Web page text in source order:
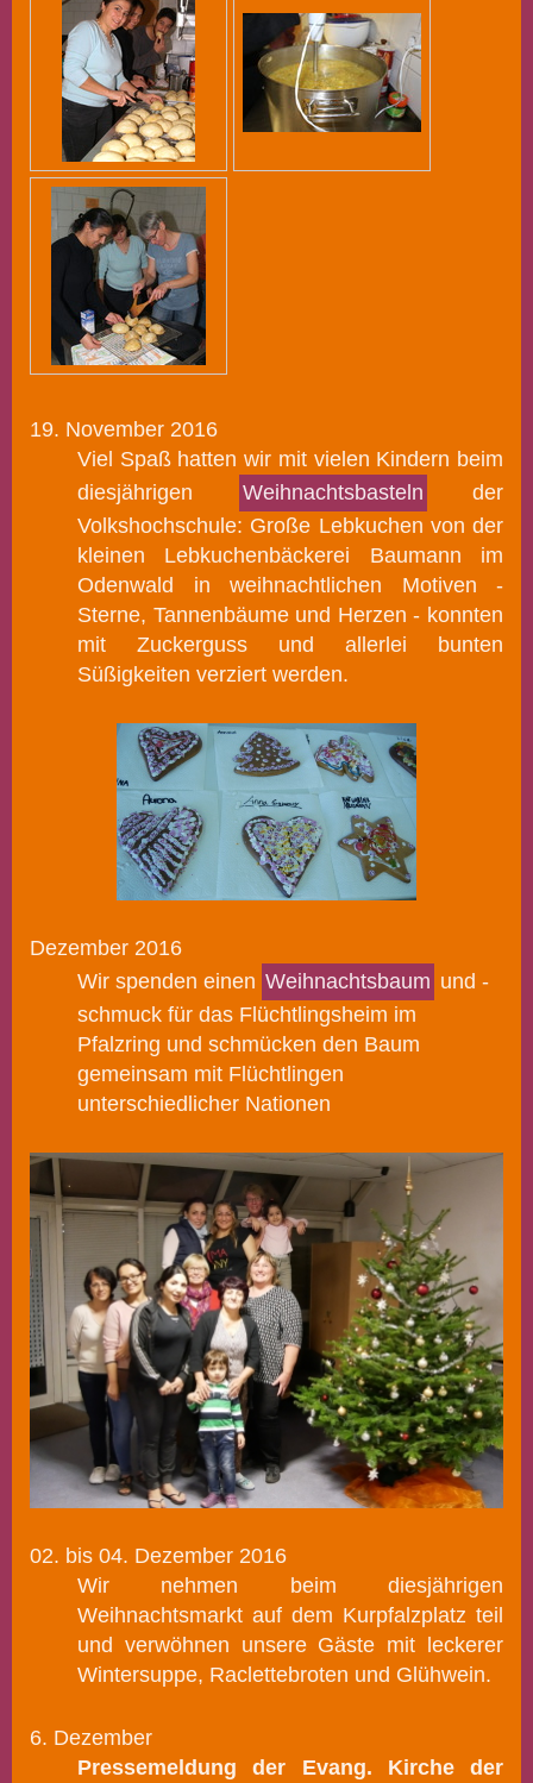
19. November 2016
Viel Spaß hatten wir mit vielen Kindern beim
diesjährigen
Weihnachtsbasteln
der
Volkshochschule: Große Lebkuchen von der
kleinen Lebkuchenbäckerei Baumann im
Odenwald in weihnachtlichen Motiven -
Sterne, Tannenbäume und Herzen - konnten
mit Zuckerguss und allerlei bunten
Süßigkeiten verziert werden.
Dezember 2016
Wir spenden einen Weihnachtsbaum und -
schmuck für das Flüchtlingsheim im
Pfalzring und schmücken den Baum
gemeinsam mit Flüchtlingen
unterschiedlicher Nationen
02. bis 04. Dezember 2016
Wir nehmen beim diesjährigen
Weihnachtsmarkt auf dem Kurpfalzplatz teil
und verwöhnen unsere Gäste mit leckerer
Wintersuppe, Raclettebroten und Glühwein.
6. Dezember
Pressemeldung der Evang. Kirche der